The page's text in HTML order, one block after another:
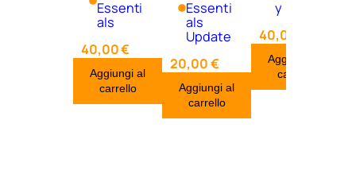
Essenti
als
40,00€
Aggiungi al
carrello
Essenti
als
Update
20,00€
Aggiungi al
carrello
y
40,00
Aggiungi al
carrello